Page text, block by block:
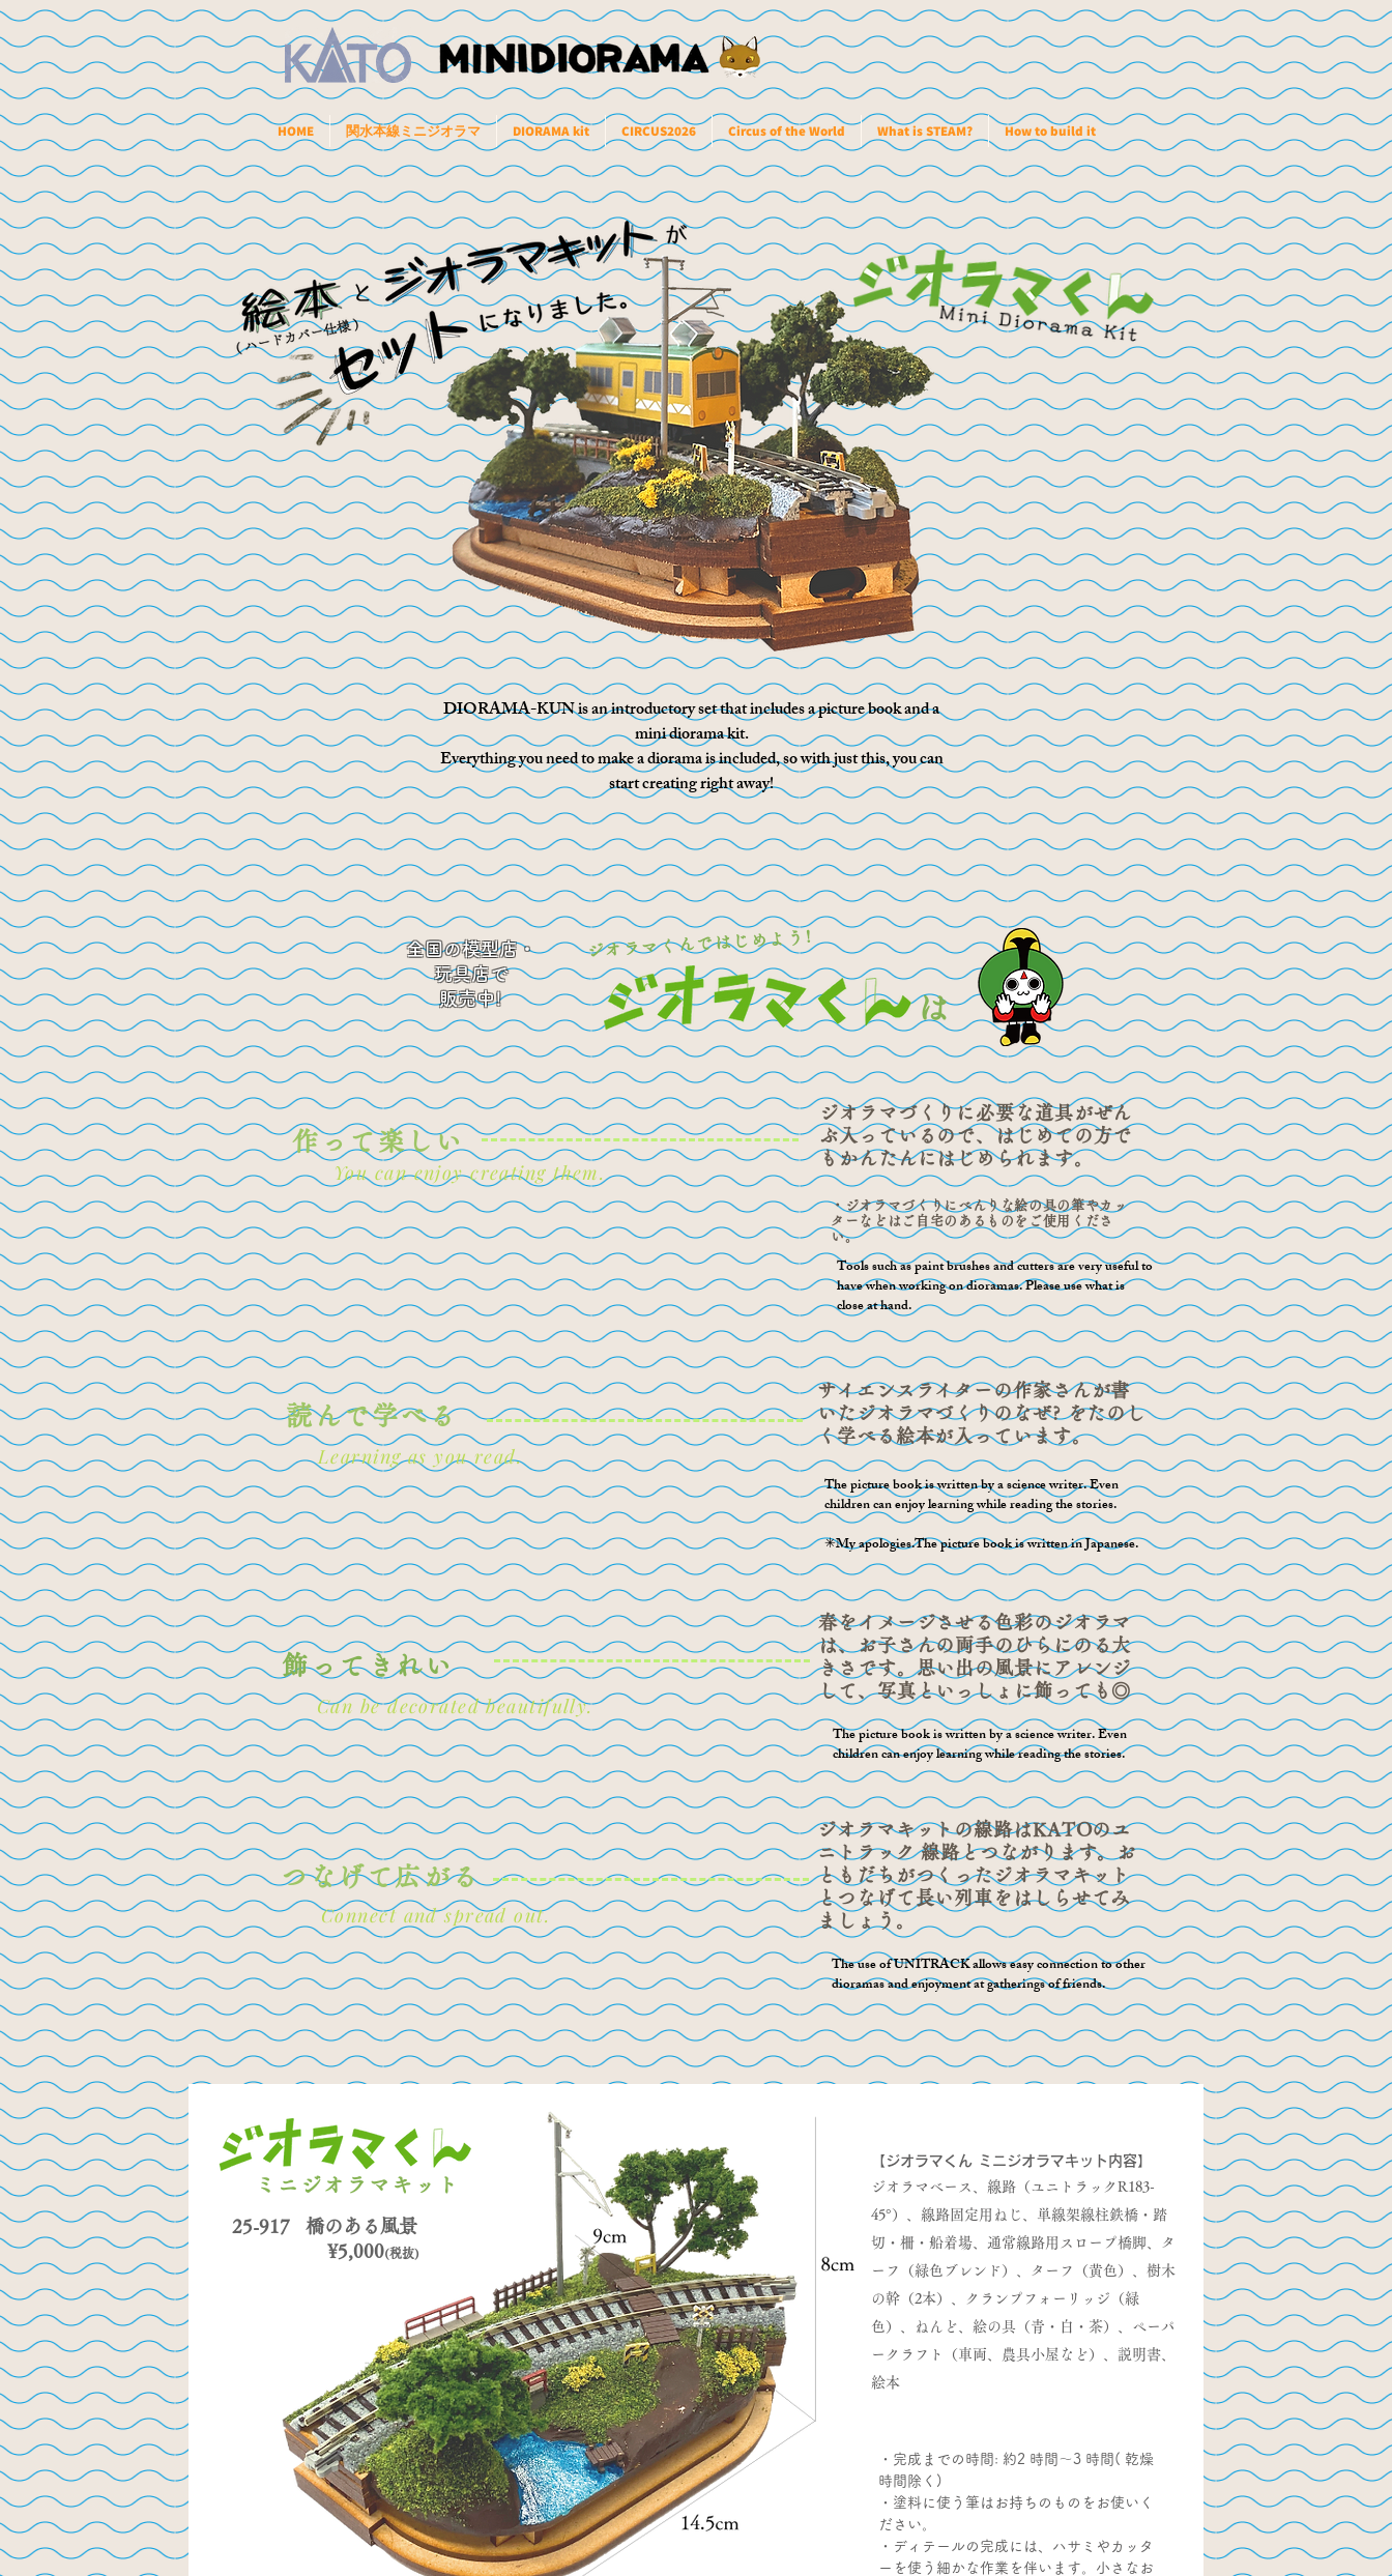
HOME 関水本線ミニジオラマ DIORAMA kit CIRCUS2026 Circus of the World What is STEAM? How to build it
DIORAMA-KUN is an introductory set that includes a picture book and a
mini diorama kit.
Everything you need to make a diorama is included, so with just this, you can
start creating right away!
全国の模型店・
玩具店で
​販売中!
ジオラマくんではじめよう!
​は
作って楽しい
You can enjoy creating them.
ジオラマづくりに必要な道具がぜん
ぶ入っているので、はじめての方で
もかんたんにはじめられます。
・ジオラマづくりにべんりな絵の具の筆やカッ
ターなどはご自宅のあるものをご使用くださ
い。
Tools such as paint brushes and cutters are very useful to
have when working on dioramas. Please use what is
close at hand.
Learning as you read.
読んで学べる
サイエンスライターの作家さんが書
いたジオラマづくりのなぜ? をたのし
く学べる絵本が入っています。
The picture book is written by a science writer. Even
children can enjoy learning while reading the stories.
✳︎My apologies.The picture book is written in Japanese.
飾ってきれい
Can be decorated beautifully.
春をイメージさせる色彩のジオラマ
は、お子さんの両手のひらにのる大
きさです。思い出の風景にアレンジ
して、写真といっしょに飾っても◎
The picture book is written by a science writer. Even
children can enjoy learning while reading the stories.
つなげて広がる
Connect and spread out.
ジオラマキットの線路はKATOのユ
ニトラック 線路とつながります。お
ともだちがつくったジオラマキット
とつなげて長い列車をはしらせてみ
ましょう。
The use of UNITRACK allows easy connection to other
dioramas and enjoyment at gatherings of friends.
ミニジオラマキット
25-917 橋のある風景
​¥5,000(税抜)
【ジオラマくん ミニジオラマキット内容】​
ジオラマベース、線路（ユニトラックR183-
45°）、線路固定用ねじ、単線架線柱鉄橋・踏
切・柵・船着場、通常線路用スロープ橋脚、タ
ーフ（緑色ブレンド）、ターフ（黄色）、樹木
の幹（2本）、クランプフォーリッジ（緑
色）、ねんど、絵の具（青・白・茶）、ペーパ
ークラフト（車両、農具小屋など）、説明書、
絵本
・完成までの時間: 約2 時間～3 時間( 乾燥
時間除く)
・塗料に使う筆はお持ちのものをお使いく
ださい。
・ディテールの完成には、ハサミやカッタ
ーを使う細かな作業を伴います。小さなお